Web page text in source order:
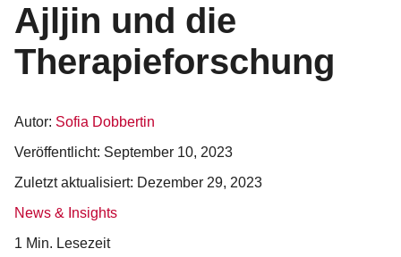
Ajljin und die
Therapieforschung
Autor: Sofia Dobbertin
Veröffentlicht: September 10, 2023
Zuletzt aktualisiert: Dezember 29, 2023
News & Insights
1 Min. Lesezeit